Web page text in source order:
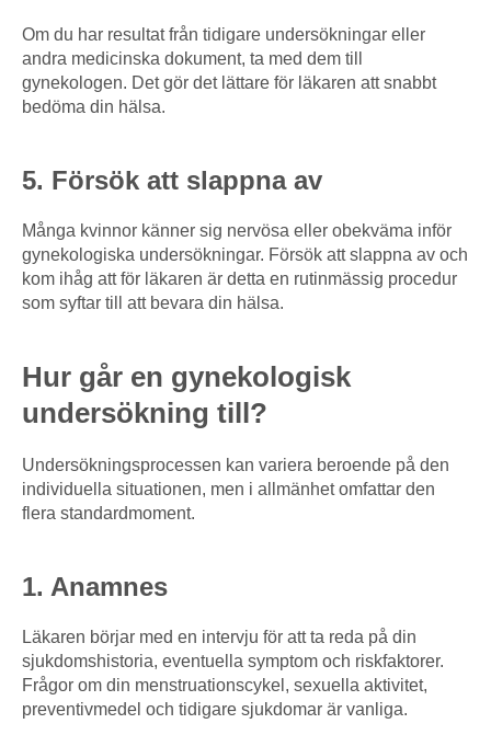
Om du har resultat från tidigare undersökningar eller
andra medicinska dokument, ta med dem till
gynekologen. Det gör det lättare för läkaren att snabbt
bedöma din hälsa.
5. Försök att slappna av
Många kvinnor känner sig nervösa eller obekväma inför
gynekologiska undersökningar. Försök att slappna av och
kom ihåg att för läkaren är detta en rutinmässig procedur
som syftar till att bevara din hälsa.
Hur går en gynekologisk
undersökning till?
Undersökningsprocessen kan variera beroende på den
individuella situationen, men i allmänhet omfattar den
flera standardmoment.
1. Anamnes
Läkaren börjar med en intervju för att ta reda på din
sjukdomshistoria, eventuella symptom och riskfaktorer.
Frågor om din menstruationscykel, sexuella aktivitet,
preventivmedel och tidigare sjukdomar är vanliga.